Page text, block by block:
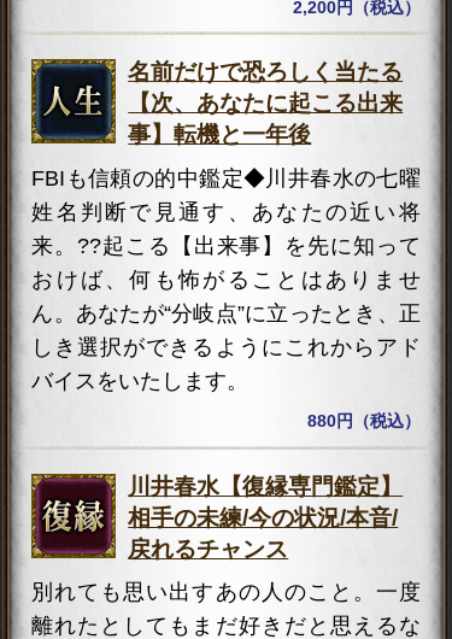
2,200円（税込）
名前だけで恐ろしく当たる
【次、あなたに起こる出来
事】転機と一年後
FBIも信頼の的中鑑定◆川井春水の七曜
姓名判断で見通す、あなたの近い将
来。??起こる【出来事】を先に知って
おけば、何も怖がることはありませ
ん。あなたが“分岐点”に立ったとき、正
しき選択ができるようにこれからアド
バイスをいたします。
880円（税込）
川井春水【復縁専門鑑定】
相手の未練/今の状況/本音/
戻れるチャンス
別れても思い出すあの人のこと。一度
離れたとしてもまだ好きだと思えるな